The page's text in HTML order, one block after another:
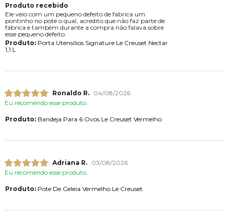
Produto recebido
Ele veio com um pequeno defeito de fabrica um
pontinho no pote o qual, acredito que não faz parte de
fábrica e também durante a compra não falava sobre
esse pequeno defeito.
Produto:Porta Utensílios Signature Le Creuset Nectar
1,1 L
Ronaldo R.
04/08/2026
Eu recomendo esse produto.
Produto:Bandeja Para 6 Ovos Le Creuset Vermelho
Adriana R.
03/08/2026
Eu recomendo esse produto.
Produto:Pote De Geleia Vermelho Le Creuset